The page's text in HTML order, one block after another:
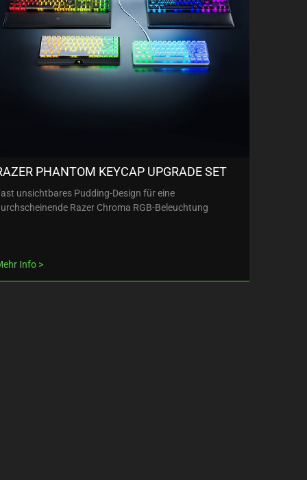
PHANTOM KEYCAP UPGRADE SET
unsichtbares Pudding-Design für eine
Razer Chroma RGB-Beleuchtung
Info